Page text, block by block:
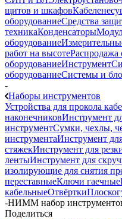
щитов и шкафов
оборудованиеСредства
техникаКонденсаторы
оборудование
работ на высотеРаспродажа
оборудованиеИнструмент
оборудованиеСистемы и
-
Наборы инструментов
Устройства для прокола
наконечниковИнструмент
инструментСумки, чехлы,
инструментаИнструмент
стяжекИнструмент для
лентыИнструмент для
изолирующие для снятия
переставныеКлючи гаечные
кабельныеОтвёртки
-НИММ набор
Поделиться